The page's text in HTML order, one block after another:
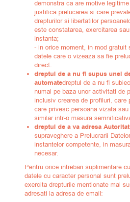
demonstra ca are motive
justifica prelucarea si care
drepturilor si libertatilor
este constatarea, exercitarea
instanta;
- in orice moment, in mod
datele care o vizeaza sa fie
direct.
dreptul de a nu fi supus unei
automatedreptul de a nu fi
numai pe baza unor activitati de
inclusiv crearea de profiluri, care
care privesc persoana vizata
similar intr-o masura
dreptul de a va adresa
supraveghere a Prelucrarii
instantelor competente, in
necesar.
Pentru orice intrebari suplimentare
datele cu caracter personal sunt
exercita drepturile mentionate mai
adresati la adresa de email: